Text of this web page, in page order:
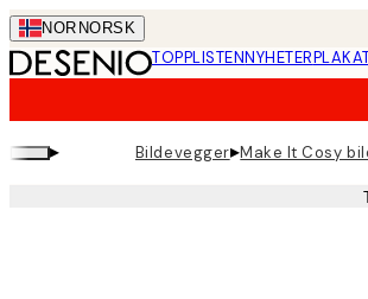
Skip
to
main
NOR NORSK
TOPPLISTENNYHETER
▸ Bildevegger▸Make It Cosy